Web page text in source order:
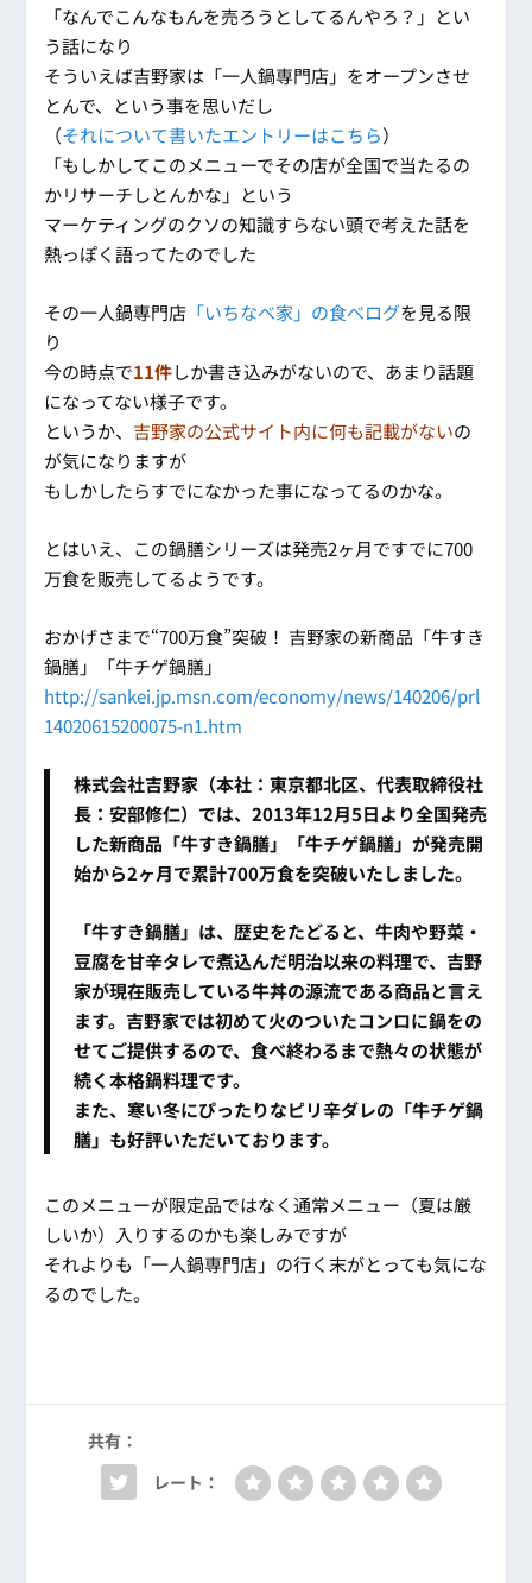
「なんでこんなもんを売ろうとしてるんやろ？」とい
う話になり
そういえば吉野家は「一人鍋専門店」をオープンさせ
とんで、という事を思いだし
（それについて書いたエントリーはこちら）
「もしかしてこのメニューでその店が全国で当たるの
かリサーチしとんかな」という
マーケティングのクソの知識すらない頭で考えた話を
熱っぽく語ってたのでした
その一人鍋専門店 「いちなべ家」の食べログを見る限
り
今の時点で11件しか書き込みがないので、あまり話題
になってない様子です。
というか、 吉野家の公式サイト内に何も記載がないの
が気になりますが
もしかしたらすでになかった事になってるのかな。
とはいえ、この鍋膳シリーズは発売2ヶ月ですでに700
万食を販売してるようです。
おかげさまで“700万食”突破！ 吉野家の新商品「牛すき
鍋膳」「牛チゲ鍋膳」
http://sankei.jp.msn.com/economy/news/140206/prl
14020615200075-n1.htm
株式会社吉野家（本社：東京都北区、代表取締役社
長：安部修仁）では、2013年12月5日より全国発売
した新商品「牛すき鍋膳」「牛チゲ鍋膳」が発売開
始から2ヶ月で累計700万食を突破いたしました。
「牛すき鍋膳」は、歴史をたどると、牛肉や野菜・
豆腐を甘辛タレで煮込んだ明治以来の料理で、吉野
家が現在販売している牛丼の源流である商品と言え
ます。吉野家では初めて火のついたコンロに鍋をの
せてご提供するので、食べ終わるまで熱々の状態が
続く本格鍋料理です。
また、寒い冬にぴったりなピリ辛ダレの「牛チゲ鍋
膳」も好評いただいております。
このメニューが限定品ではなく通常メニュー（夏は厳
しいか）入りするのかも楽しみですが
それよりも「一人鍋専門店」の行く末がとっても気にな
るのでした。
共有：
レート：